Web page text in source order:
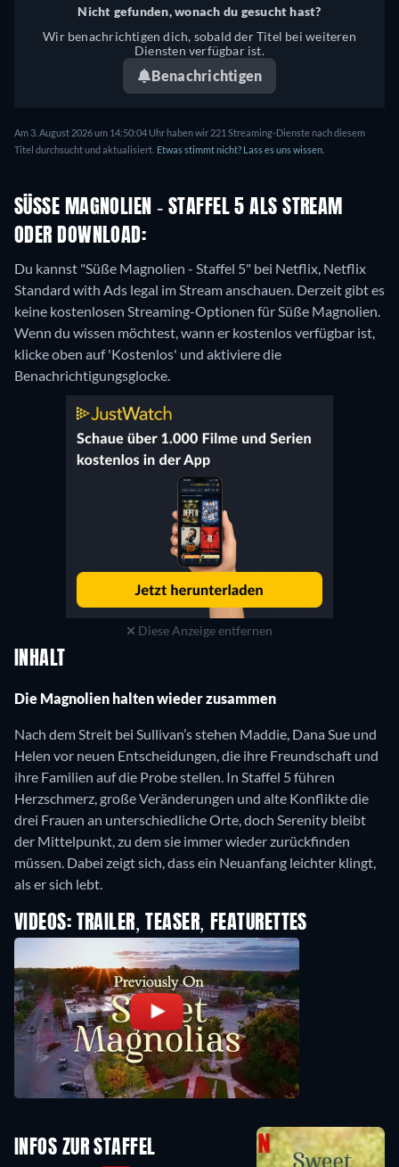
Nicht gefunden, wonach du gesucht hast?
Wir benachrichtigen dich, sobald der Titel bei weiteren
Diensten verfügbar ist.
Benachrichtigen
Am 3. August 2026 um 14:50:04 Uhr haben wir 221 Streaming-Dienste nach diesem
Titel durchsucht und aktualisiert. Etwas stimmt nicht? Lass es uns wissen.
SÜSSE MAGNOLIEN - STAFFEL 5 ALS STREAM O
DER DOWNLOAD:
Du kannst "Süße Magnolien - Staffel 5" bei Netflix, Netflix
Standard with Ads legal im Stream anschauen. Derzeit gibt es
keine kostenlosen Streaming-Optionen für Süße Magnolien.
Wenn du wissen möchtest, wann er kostenlos verfügbar ist,
klicke oben auf 'Kostenlos' und aktiviere die
Benachrichtigungsglocke.
Diese Anzeige entfernen
INHALT
Die Magnolien halten wieder zusammen
Nach dem Streit bei Sullivan’s stehen Maddie, Dana Sue und
Helen vor neuen Entscheidungen, die ihre Freundschaft und
ihre Familien auf die Probe stellen. In Staffel 5 führen
Herzschmerz, große Veränderungen und alte Konflikte die
drei Frauen an unterschiedliche Orte, doch Serenity bleibt
der Mittelpunkt, zu dem sie immer wieder zurückfinden
müssen. Dabei zeigt sich, dass ein Neuanfang leichter klingt,
als er sich lebt.
VIDEOS: TRAILER, TEASER, FEATURETTES
INFOS ZUR STAFFEL